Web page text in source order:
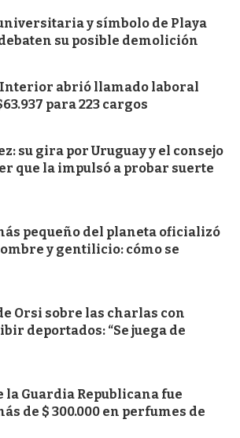
y símbolo de Playa
su posible demolición
abrió llamado laboral
para 223 cargos
su gira por Uruguay y el consejo
que la impulsó a probar suerte
pequeño del planeta oficializó
y gentilicio: cómo se
Orsi sobre las charlas con
deportados: “Se juega de
Guardia Republicana fue
de $ 300.000 en perfumes de